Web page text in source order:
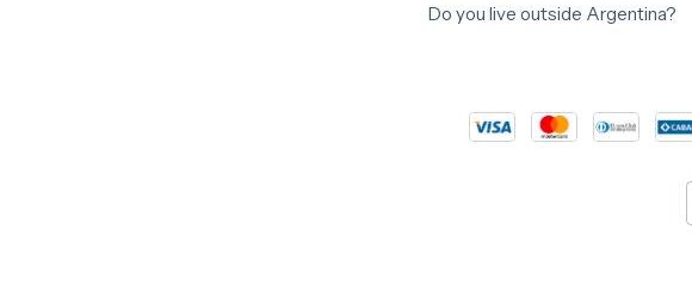
Do you live outside Argentina?